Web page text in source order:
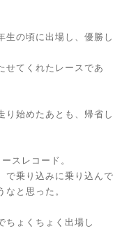
生の頃に出場し、優勝し
せてくれたレースであ
り始めたあとも、帰省し
スレコード。
で乗り込みに乗り込んで
と思った。
ちょくちょく出場し